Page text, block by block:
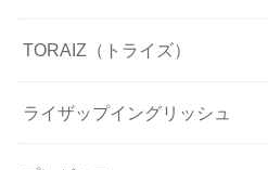
TORAIZ（トライズ）
ライザップイングリッシュ